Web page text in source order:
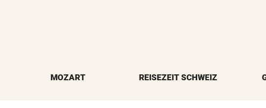
MOZART REISEZEIT SCHWEIZ